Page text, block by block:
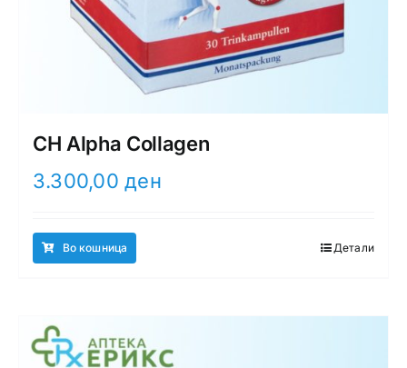
CH Alpha Collagen
3.300,00ден
Во кошница Детали